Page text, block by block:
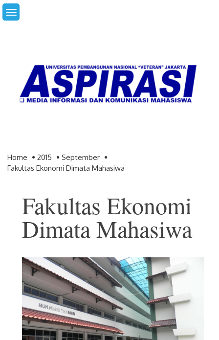
Skip
to
Home 2015
September
Fakultas Ekonomi Dimata Mahasiwa
Fakultas Ekonomi
Dimata Mahasiwa